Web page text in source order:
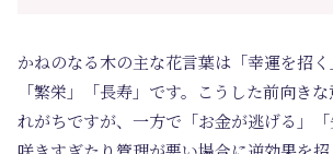
かねのなる木の主な花言葉は「幸運を招く
「繁栄」「長寿」です。こうした前向き
れがちですが、一方で「お金が逃げる」